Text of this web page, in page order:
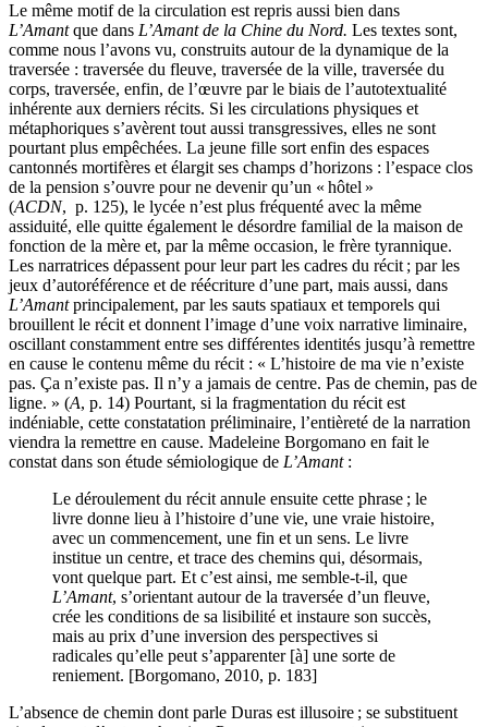
Le même motif de la circulation est repris aussi bien dans
L’Amantque dans L’Amant de la Chine du Nord. Les textes sont,
comme nous l’avons vu, construits autour de la dynamique de la
traversée : traversée du fleuve, traversée de la ville, traversée du
corps, traversée, enfin, de l’œuvre par le biais de l’autotextualité
inhérente aux derniers récits. Si les circulations physiques et
métaphoriques s’avèrent tout aussi transgressives, elles ne sont
pourtant plus empêchées. La jeune fille sort enfin des espaces
cantonnés mortifères et élargit ses champs d’horizons : l’espace clos
de la pension s’ouvre pour ne devenir qu’un « hôtel »
(ACDN, p. 125), le lycée n’est plus fréquenté avec la même
assiduité, elle quitte également le désordre familial de la maison de
fonction de la mère et, par la même occasion, le frère tyrannique.
Les narratrices dépassent pour leur part les cadres du récit ; par les
jeux d’autoréférence et de réécriture d’une part, mais aussi, dans
L’Amantprincipalement, par les sauts spatiaux et temporels qui
brouillent le récit et donnent l’image d’une voix narrative liminaire,
oscillant constamment entre ses différentes identités jusqu’à remettre
en cause le contenu même du récit : « L’histoire de ma vie n’existe
pas. Ça n’existe pas. Il n’y a jamais de centre. Pas de chemin, pas de
ligne. » (A, p. 14) Pourtant, si la fragmentation du récit est
indéniable, cette constatation préliminaire, l’entièreté de la narration
viendra la remettre en cause. Madeleine Borgomano en fait le
constat dans son étude sémiologique de L’Amant :
Le déroulement du récit annule ensuite cette phrase ; le
livre donne lieu à l’histoire d’une vie, une vraie histoire,
avec un commencement, une fin et un sens. Le livre
institue un centre, et trace des chemins qui, désormais,
vont quelque part. Et c’est ainsi, me semble-t-il, que
L’Amant, s’orientant autour de la traversée d’un fleuve,
crée les conditions de sa lisibilité et instaure son succès,
mais au prix d’une inversion des perspectives si
radicales qu’elle peut s’apparenter [à] une sorte de
reniement. [Borgomano, 2010, p. 183]
L’absence de chemin dont parle Duras est illusoire ; se substituent